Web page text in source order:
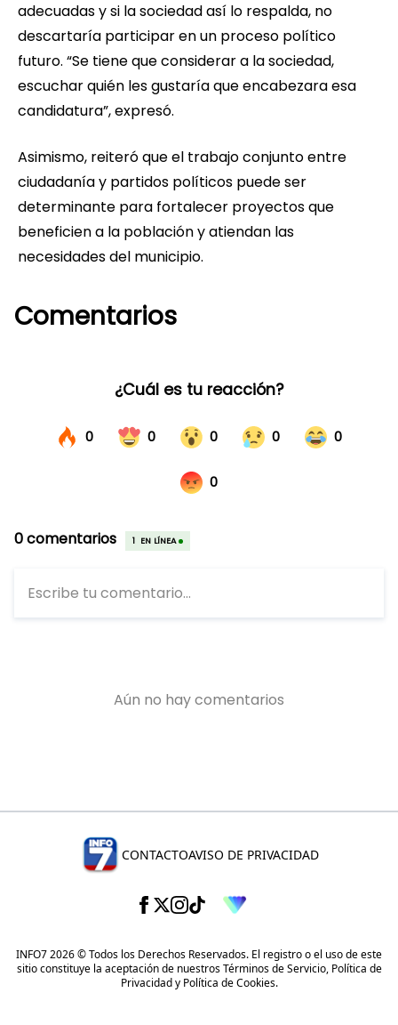
adecuadas y si la sociedad así lo respalda, no
descartaría participar en un proceso político
futuro. “Se tiene que considerar a la sociedad,
escuchar quién les gustaría que encabezara esa
candidatura”, expresó.
Asimismo, reiteró que el trabajo conjunto entre
ciudadanía y partidos políticos puede ser
determinante para fortalecer proyectos que
beneficien a la población y atiendan las
necesidades del municipio.
Comentarios
CONTACTOAVISO DE PRIVACIDAD
INFO7 2026 © Todos los Derechos Reservados. El registro o el uso de este
sitio constituye la aceptación de nuestrosTérminos de Servicio, Política de
Privacidady Política de Cookies.